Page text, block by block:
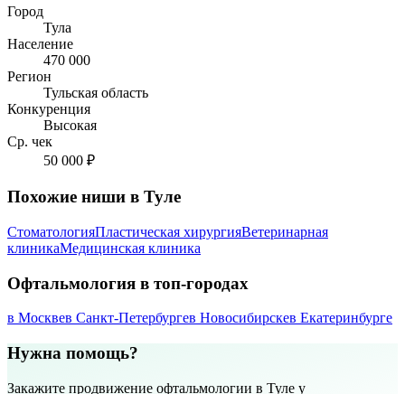
Город
Тула
Население
470 000
Регион
Тульская область
Конкуренция
Высокая
Ср. чек
50 000 ₽
Похожие ниши в Туле
СтоматологияПластическая хирургияВетеринарная
клиникаМедицинская клиника
Офтальмология в топ-городах
в Москвев Санкт-Петербургев Новосибирскев Екатеринбурге
Нужна помощь?
Закажите продвижение офтальмологии в Туле у